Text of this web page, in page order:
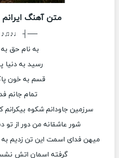
متن آهنگ ایرانم
├──
به نام حق به
رسید به دنیا
قسم به خون
تمام جانم
سرزمین جاودانم شکوه بیکرانم
شور عاشقانه من دور از تو
میهن فدای اسمت این تن زدیم
گرفته اسمان اتش